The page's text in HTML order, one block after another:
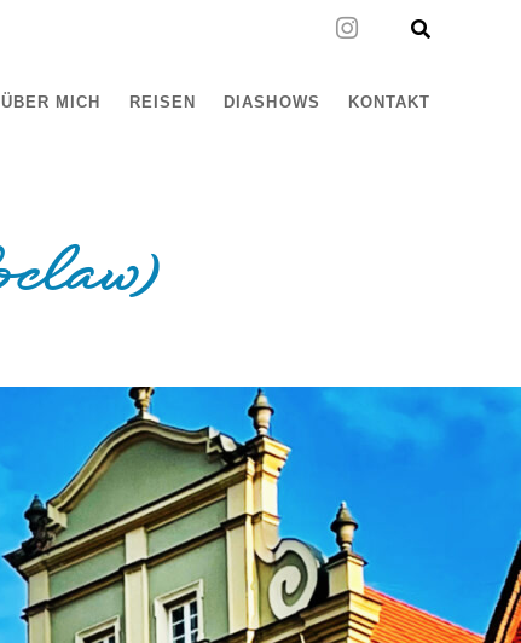
ÜBER MICH REISEN DIASHOWS KONTAKT